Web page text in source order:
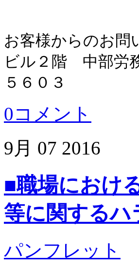
お客様からのお問
ビル２階 中部労
５６０３
0コメント
9月 07 2016
■職場におけ
等に関するハ
パンフレット